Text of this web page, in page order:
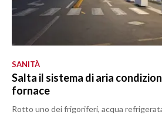
SANITÀ
Salta il sistema di aria
fornace
Rotto uno dei frigoriferi, acqua